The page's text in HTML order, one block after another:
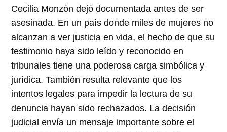
Cecilia Monzón dejó documentada antes de ser
asesinada. En un país donde miles de mujeres no
alcanzan a ver justicia en vida, el hecho de que su
testimonio haya sido leído y reconocido en
tribunales tiene una poderosa carga simbólica y
jurídica. También resulta relevante que los
intentos legales para impedir la lectura de su
denuncia hayan sido rechazados. La decisión
judicial envía un mensaje importante sobre el